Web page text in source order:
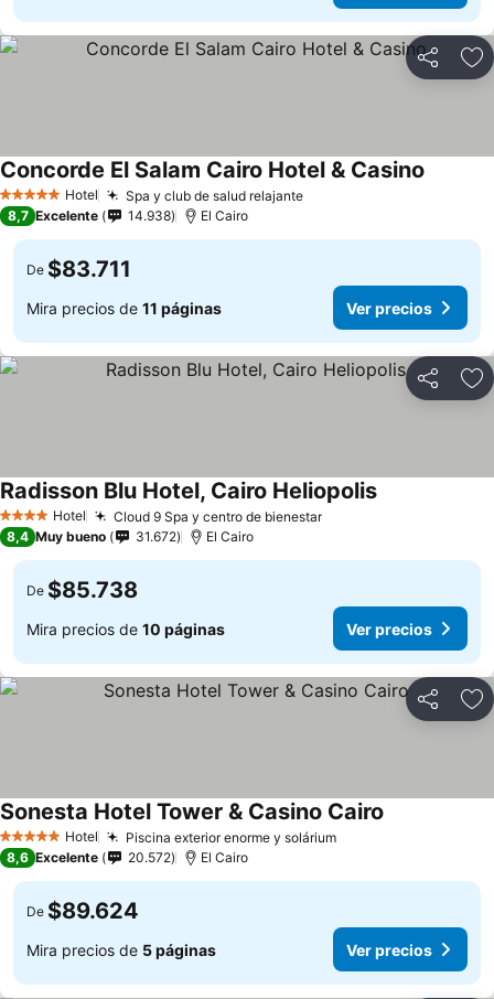
Compartir
5 Estrellas Hotel Spa y club de salud relajante
Concorde El Salam Cairo Hotel & Casino
8,7 Excelente 14.938 El Cairo
De $83.711
Mira precios de 11 páginas Ver precios
Compartir
4 EstrellasHotel Cloud 9 Spa y centro de bienestar
Radisson Blu Hotel, Cairo Heliopolis
8,4 Muy bueno 31.672 El Cairo
De $85.738
Mira precios de 10 páginas Ver precios
Compartir
5 Estrellas Hotel Piscina exterior enorme y solárium
Sonesta Hotel Tower & Casino Cairo
8,6 Excelente 20.572 El Cairo
De $89.624
Mira precios de 5 páginas Ver precios